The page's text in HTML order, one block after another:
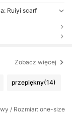
Ruiyi scarf
Zobacz więcej
przepiękny(14)
/ Rozmiar: one-size